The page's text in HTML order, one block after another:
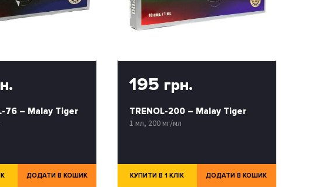
76 – Malay Tiger
ДОДАТИ В КОШИК
195 грн.
TRENOL-200 – Malay Tiger
1 мл, 200 мг/мл
КУПИТИ В 1 КЛІК ДОДАТИ В КОШИК